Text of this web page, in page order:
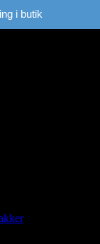
i butik